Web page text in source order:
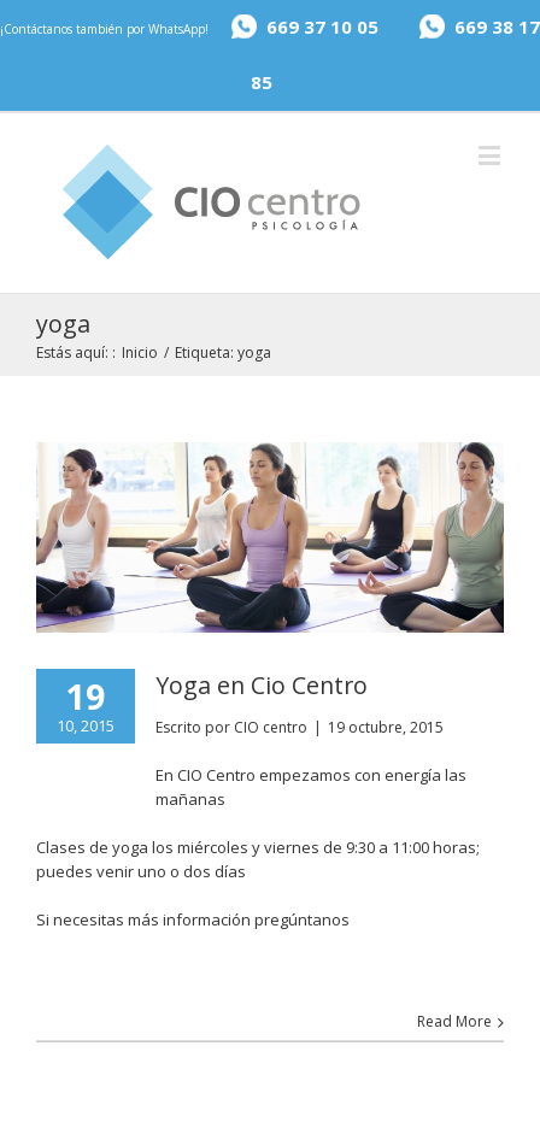
¡Contáctanos también por WhatsApp! 669 37 10 05 669 38 17
85
yoga
Estás aquí: : Inicio / Etiqueta: yoga
19
10, 2015
Yoga en Cio Centro
Escrito por CIO centro | 19 octubre, 2015
En CIO Centro empezamos con energía las
mañanas
Clases de yoga los miércoles y viernes de 9:30 a 11:00 horas;
puedes venir uno o dos días
Si necesitas más información pregúntanos
Read More